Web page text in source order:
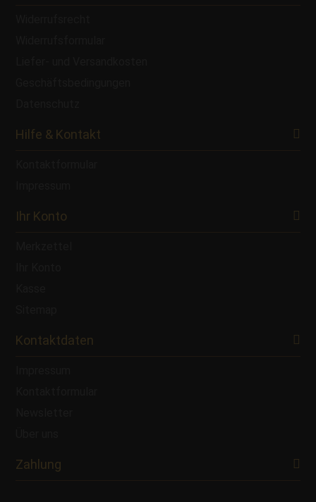
Hilfe & Kontakt
Ihr Konto
Kontaktdaten
Zahlung